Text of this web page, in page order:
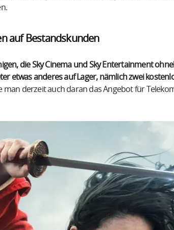
auf Bestandskunden
die Sky Cinema und Sky Entertainment
etwas anderes auf Lager, nämlich zwei
derzeit auch daran das Angebot für